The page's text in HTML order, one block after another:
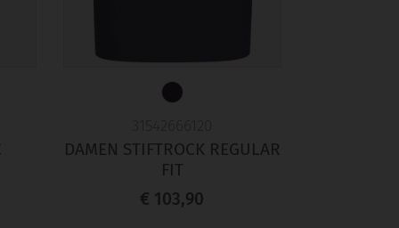
DAMEN STIFTROCK REGULAR
FIT
€ 103,90